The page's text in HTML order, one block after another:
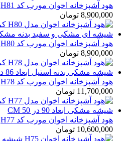
هود آشپزخانه اخوان مورب کد H81
8,900,000 تومان
هود آشپزخانه اخوان مورب کد H80
8,900,000 تومان
هود آشپزخانه اخوان مورب کد H78
11,700,000 تومان
هود آشپزخانه اخوان مورب کد H77
10,600,000 تومان